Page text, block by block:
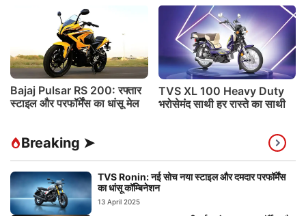
Bajaj Pulsar RS 200: रफ्तार
स्टाइल और परफॉर्मेंस का धांसू मेल
TVS XL 100 Heavy Duty
भरोसेमंद साथी हर रास्ते का साथी
Breaking ➤
TVS Ronin: नई सोच नया स्टाइल और दमदार परफॉर्मेंस
का धांसू कॉम्बिनेशन
13 April 2025